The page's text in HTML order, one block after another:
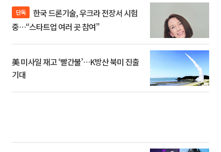
단독
중…“스타트업 여러 곳 참여”
美 미사일 재고 ‘빨간불’…K방산 북미 진출
기대